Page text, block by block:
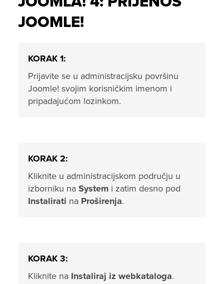
JOOMLE!
KORAK 1:
Prijavite se u administracijsku površinu
Joomle! svojim korisničkim imenom i
pripadajućom lozinkom.
KORAK 2:
Kliknite u administracijskom području u
izborniku na System i zatim desno pod
Instalirati na Proširenja.
KORAK 3:
Kliknite na Instaliraj iz webkataloga.